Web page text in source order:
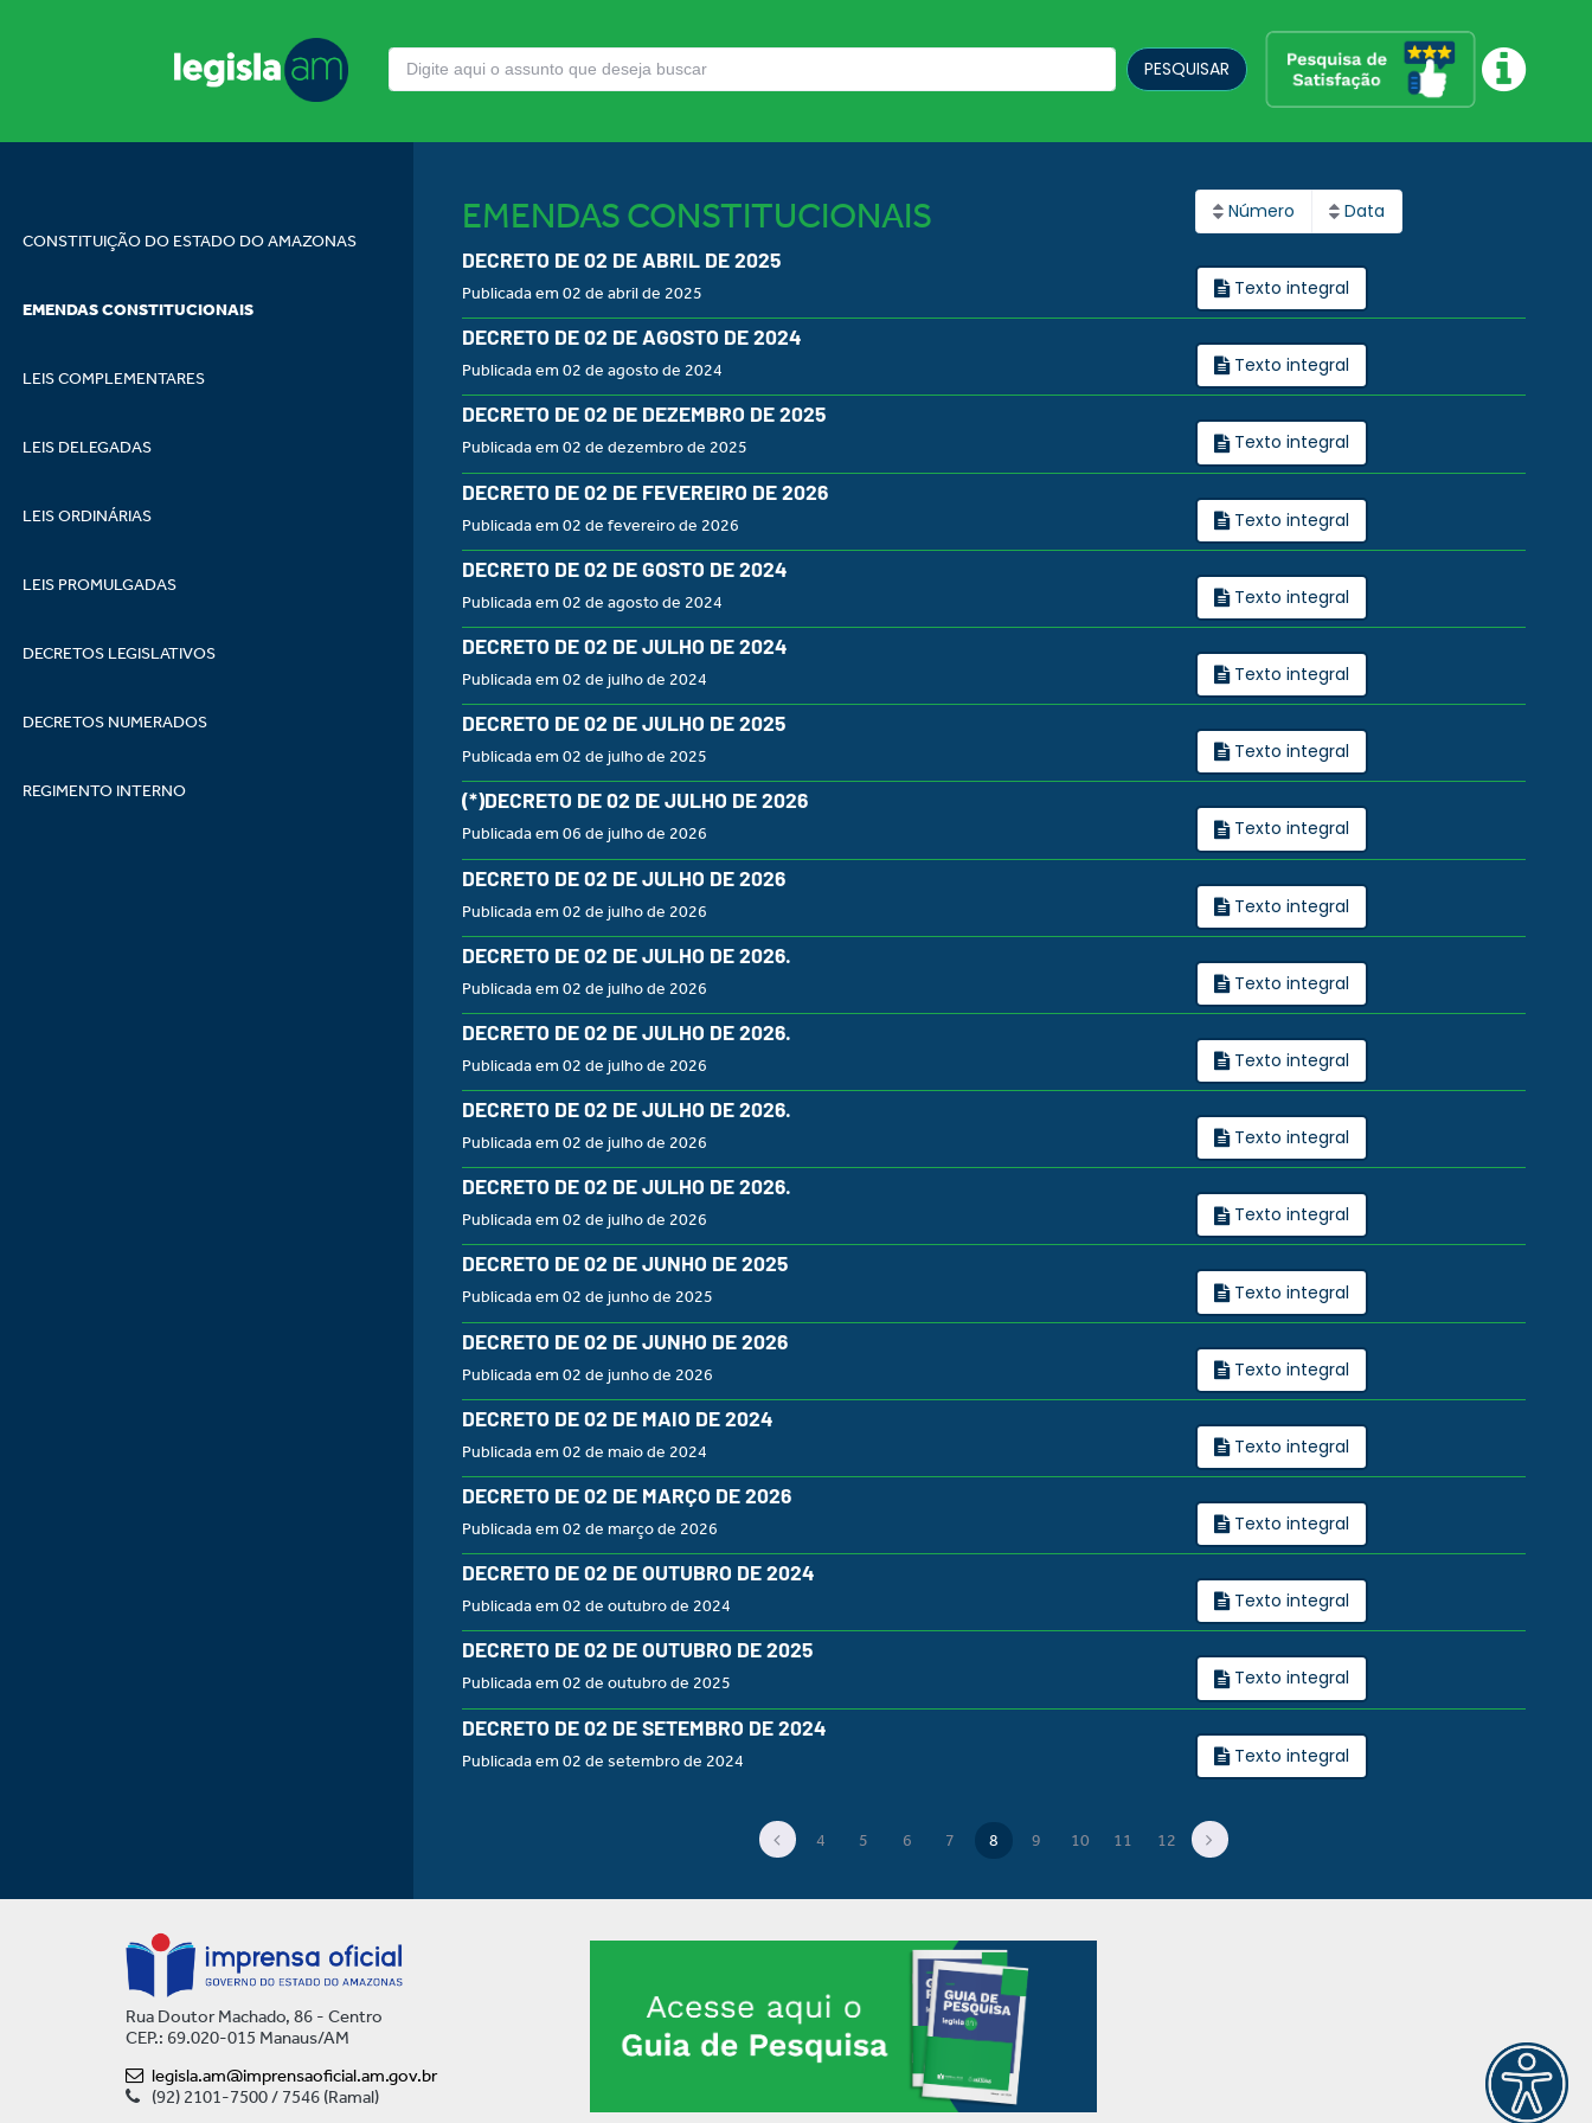
PESQUISAR
CONSTITUIÇÃO DO ESTADO DO AMAZONAS
EMENDAS CONSTITUCIONAIS
LEIS COMPLEMENTARES
LEIS DELEGADAS
LEIS ORDINÁRIAS
LEIS PROMULGADAS
DECRETOS LEGISLATIVOS
DECRETOS NUMERADOS
REGIMENTO INTERNO
EMENDAS CONSTITUCIONAIS Número Data
DECRETO DE 02 DE ABRIL DE 2025
Publicada em 02 de abril de 2025 Texto integral
DECRETO DE 02 DE AGOSTO DE 2024
Publicada em 02 de agosto de 2024 Texto integral
DECRETO DE 02 DE DEZEMBRO DE 2025
Publicada em 02 de dezembro de 2025 Texto integral
DECRETO DE 02 DE FEVEREIRO DE 2026
Publicada em 02 de fevereiro de 2026 Texto integral
DECRETO DE 02 DE GOSTO DE 2024
Publicada em 02 de agosto de 2024 Texto integral
DECRETO DE 02 DE JULHO DE 2024
Publicada em 02 de julho de 2024 Texto integral
DECRETO DE 02 DE JULHO DE 2025
Publicada em 02 de julho de 2025 Texto integral
(*)DECRETO DE 02 DE JULHO DE 2026
Publicada em 06 de julho de 2026 Texto integral
DECRETO DE 02 DE JULHO DE 2026
Publicada em 02 de julho de 2026 Texto integral
DECRETO DE 02 DE JULHO DE 2026.
Publicada em 02 de julho de 2026 Texto integral
DECRETO DE 02 DE JULHO DE 2026.
Publicada em 02 de julho de 2026 Texto integral
DECRETO DE 02 DE JULHO DE 2026.
Publicada em 02 de julho de 2026 Texto integral
DECRETO DE 02 DE JULHO DE 2026.
Publicada em 02 de julho de 2026 Texto integral
DECRETO DE 02 DE JUNHO DE 2025
Publicada em 02 de junho de 2025 Texto integral
DECRETO DE 02 DE JUNHO DE 2026
Publicada em 02 de junho de 2026 Texto integral
DECRETO DE 02 DE MAIO DE 2024
Publicada em 02 de maio de 2024 Texto integral
DECRETO DE 02 DE MARÇO DE 2026
Publicada em 02 de março de 2026 Texto integral
DECRETO DE 02 DE OUTUBRO DE 2024
Publicada em 02 de outubro de 2024 Texto integral
DECRETO DE 02 DE OUTUBRO DE 2025
Publicada em 02 de outubro de 2025 Texto integral
DECRETO DE 02 DE SETEMBRO DE 2024
Publicada em 02 de setembro de 2024 Texto integral
4 5 6 7 8(current)
9 10 11 12
Rua Doutor Machado, 86 - Centro
CEP.: 69.020-015 Manaus/AM
legisla.am@imprensaoficial.am.gov.br
(92) 2101-7500 / 7546 (Ramal)